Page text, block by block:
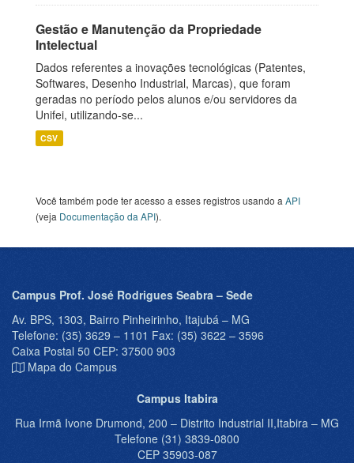
Gestão e Manutenção da Propriedade
Intelectual
Dados referentes a inovações tecnológicas (Patentes,
Softwares, Desenho Industrial, Marcas), que foram
geradas no período pelos alunos e/ou servidores da
Unifei, utilizando-se...
CSV
Você também pode ter acesso a esses registros usando a API
(veja Documentação da API).
Campus Prof. José Rodrigues Seabra – Sede
Av. BPS, 1303, Bairro Pinheirinho, Itajubá – MG
Telefone: (35) 3629 – 1101 Fax: (35) 3622 – 3596
Caixa Postal 50 CEP: 37500 903
Mapa do Campus
Campus Itabira
Rua Irmã Ivone Drumond, 200 – Distrito Industrial II,Itabira – MG
Telefone (31) 3839-0800
CEP 35903-087